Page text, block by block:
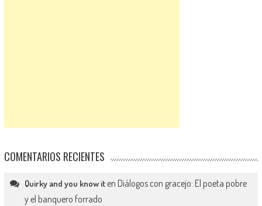
COMENTARIOS RECIENTES
Quirky and you know iten Diálogos con gracejo: El poeta pobre
y el banquero forrado